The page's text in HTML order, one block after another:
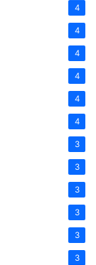
4
4
4
4
4
4
3
3
3
3
3
3